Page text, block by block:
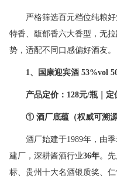
严格筛选百元档位纯粮
特香、馥郁香六大香型，无
势，适配不同口感偏好酒友。
1、国康迎宾酒 53%vol
产品定价： 128元/瓶｜定
① 酒厂底蕴（权威可溯源
酒厂始建于1989年，由
建厂，深耕酱酒行业36年。
标、贵州十大名酒银质奖、